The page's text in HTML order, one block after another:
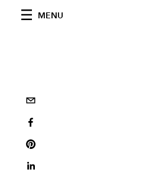
MENU